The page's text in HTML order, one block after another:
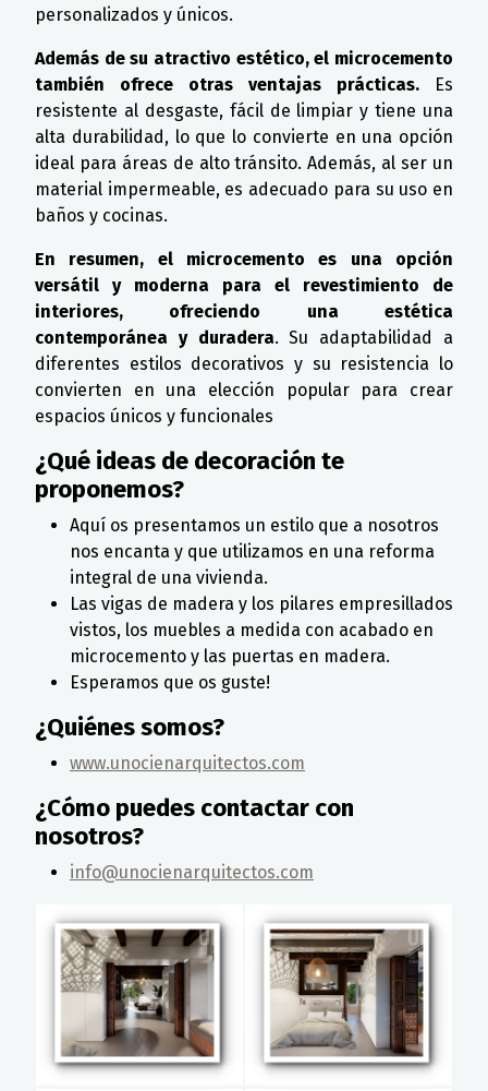
personalizados y únicos.
Además de su atractivo estético, el microcemento
también ofrece otras ventajas prácticas. Es
resistente al desgaste, fácil de limpiar y tiene una
alta durabilidad, lo que lo convierte en una opción
ideal para áreas de alto tránsito. Además, al ser un
material impermeable, es adecuado para su uso en
baños y cocinas.
En resumen, el microcemento es una opción
versátil y moderna para el revestimiento de
interiores, ofreciendo una estética
contemporánea y duradera. Su adaptabilidad a
diferentes estilos decorativos y su resistencia lo
convierten en una elección popular para crear
espacios únicos y funcionales
¿Qué ideas de decoración te
proponemos?
Aquí os presentamos un estilo que a nosotros
nos encanta y que utilizamos en una reforma
integral de una vivienda.
Las vigas de madera y los pilares empresillados
vistos, los muebles a medida con acabado en
microcemento y las puertas en madera.
Esperamos que os guste!
¿Quiénes somos?
www.unocienarquitectos.com
¿Cómo puedes contactar con
nosotros?
info@unocienarquitectos.com